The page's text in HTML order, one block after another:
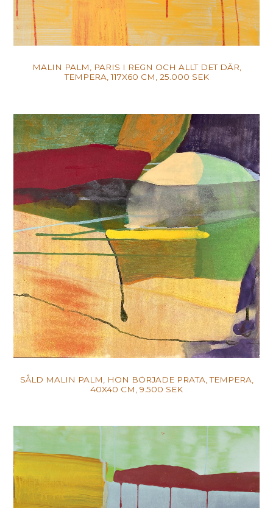
MALIN PALM, PARIS I REGN OCH ALLT DET DÄR,
TEMPERA, 117X60 CM, 25.000 SEK
SÅLD MALIN PALM, HON BÖRJADE PRATA, TEMPERA,
40X40 CM, 9.500 SEK